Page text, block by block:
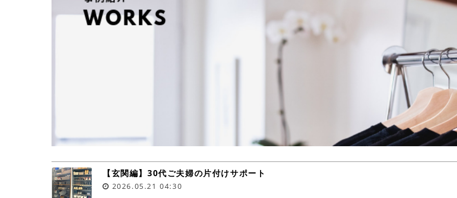
【玄関編】30代ご夫婦の片付けサポート
2026.05.21 04:30